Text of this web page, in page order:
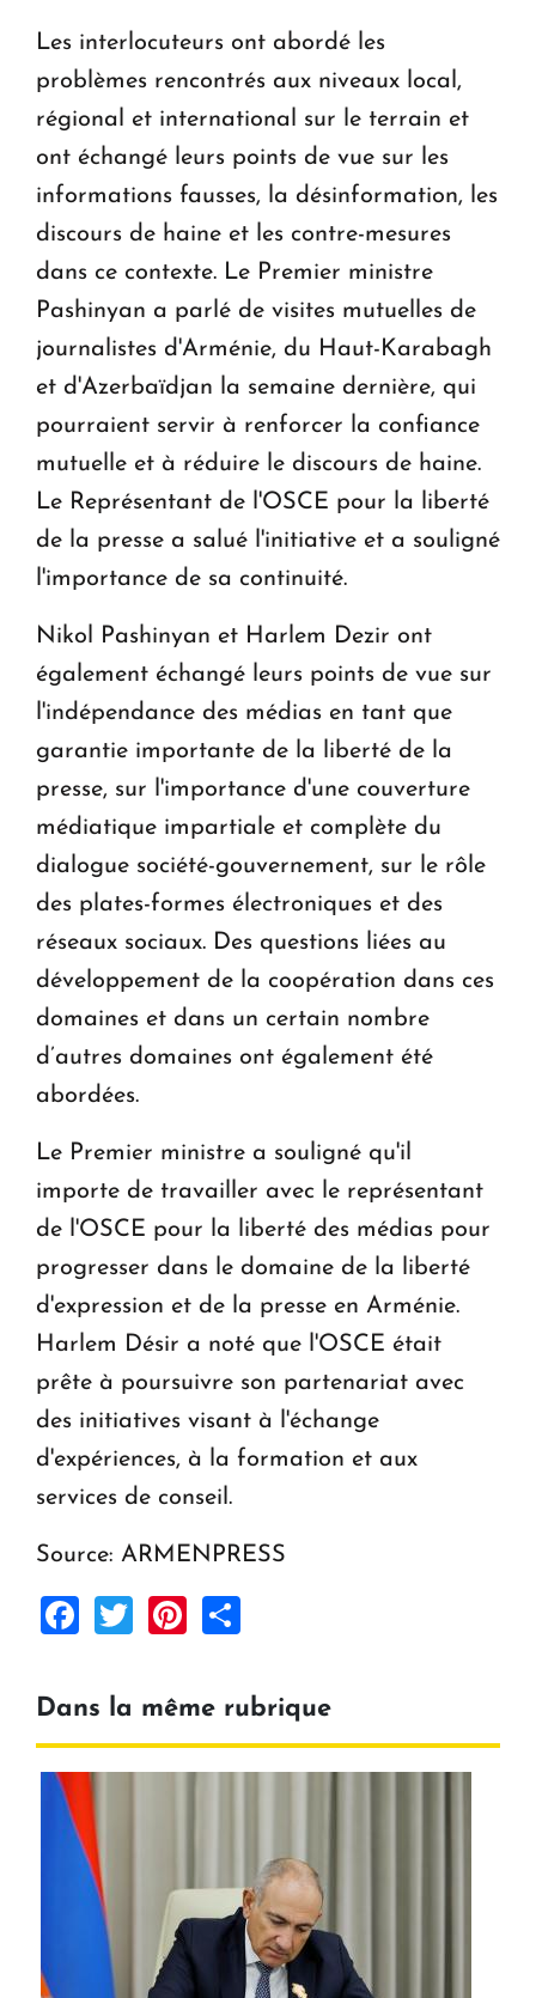
Les interlocuteurs ont abordé les
problèmes rencontrés aux niveaux local,
régional et international sur le terrain et
ont échangé leurs points de vue sur les
informations fausses, la désinformation, les
discours de haine et les contre-mesures
dans ce contexte. Le Premier ministre
Pashinyan a parlé de visites mutuelles de
journalistes d'Arménie, du Haut-Karabagh
et d'Azerbaïdjan la semaine dernière, qui
pourraient servir à renforcer la confiance
mutuelle et à réduire le discours de haine.
Le Représentant de l'OSCE pour la liberté
de la presse a salué l'initiative et a souligné
l'importance de sa continuité.
Nikol Pashinyan et Harlem Dezir ont
également échangé leurs points de vue sur
l'indépendance des médias en tant que
garantie importante de la liberté de la
presse, sur l'importance d'une couverture
médiatique impartiale et complète du
dialogue société-gouvernement, sur le rôle
des plates-formes électroniques et des
réseaux sociaux. Des questions liées au
développement de la coopération dans ces
domaines et dans un certain nombre
d’autres domaines ont également été
abordées.
Le Premier ministre a souligné qu'il
importe de travailler avec le représentant
de l'OSCE pour la liberté des médias pour
progresser dans le domaine de la liberté
d'expression et de la presse en Arménie.
Harlem Désir a noté que l'OSCE était
prête à poursuivre son partenariat avec
des initiatives visant à l'échange
d'expériences, à la formation et aux
services de conseil.
Source: ARMENPRESS
Facebook
TwitterPinterest
Dans la même rubrique